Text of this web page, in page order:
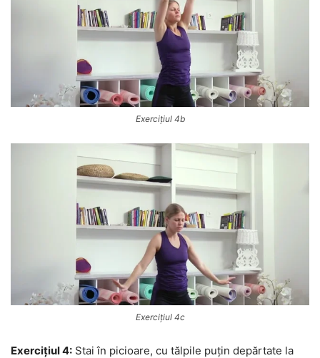
Exercițiul 4b
Exercițiul 4c
Exercițiul 4: Stai în picioare, cu tălpile puțin depărtate la